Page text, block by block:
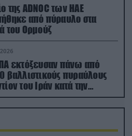
της ADNOC των ΗΑΕ
από πύραυλο στα
του Ορμούζ
εκτόξευσαν πάνω από
βαλλιστικούς πυραύλους
του Ιράν κατά την
του πολέμου